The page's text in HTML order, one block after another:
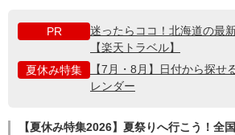
PR
迷ったらココ！北海道の最
【楽天トラベル】
夏休み特集
【7月・8月】日付から探せ
レンダー
【夏休み特集2026】夏祭りへ行こう！全